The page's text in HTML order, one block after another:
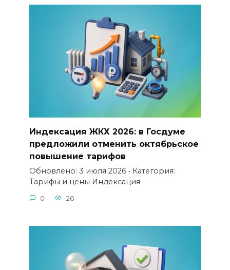
Индексация ЖКХ 2026: в Госдуме
предложили отменить октябрьское
повышение тарифов
Обновлено: 3 июля 2026 • Категория:
Тарифы и цены Индексация
0 26